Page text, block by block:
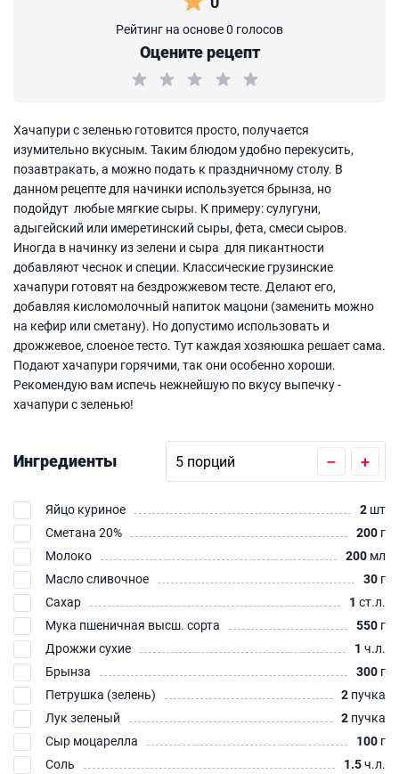
Рейтинг на основе 0 голосов
Оцените рецепт
Хачапури с зеленью готовится просто, получается
изумительно вкусным. Таким блюдом удобно перекусить,
позавтракать, а можно подать к праздничному столу. В
данном рецепте для начинки используется брынза, но
подойдут любые мягкие сыры. К примеру: сулугуни,
адыгейский или имеретинский сыры, фета, смеси сыров.
Иногда в начинку из зелени и сыра для пикантности
добавляют чеснок и специи. Классические грузинские
хачапури готовят на бездрожжевом тесте. Делают его,
добавляя кисломолочный напиток мацони (заменить можно
на кефир или сметану). Но допустимо использовать и
дрожжевое, слоеное тесто. Тут каждая хозяюшка решает сама.
Подают хачапури горячими, так они особенно хороши.
Рекомендую вам испечь нежнейшую по вкусу выпечку -
хачапури с зеленью!
Ингредиенты – +
Яйцо куриное 2 шт
Сметана 20%
200 г
Молоко
200 мл
Масло сливочное
30 г
Сахар
1 ст.л.
Мука пшеничная высш. сорта
550 г
Дрожжи сухие
1 ч.л.
Брынза
300 г
Петрушка (зелень)
2 пучка
Лук зеленый
2 пучка
Сыр моцарелла
100 г
Соль
1.5ч.л.